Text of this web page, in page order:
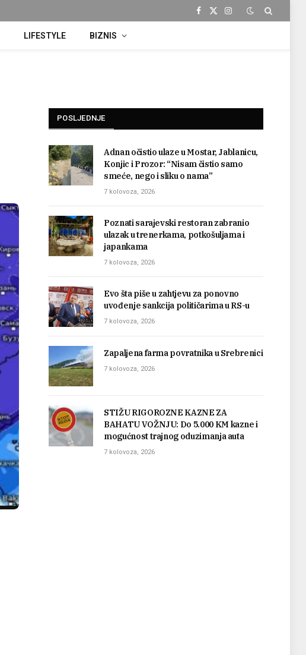
Facebook
X
Instagram
LIFESTYLE BIZNIS
POSLJEDNJE
Adnan očistio ulaze u Mostar, Jablanicu,
Konjic i Prozor: “Nisam čistio samo
smeće, nego i sliku o nama”
7 kolovoza, 2026
Poznati sarajevski restoran zabranio
ulazak u trenerkama, potkošuljama i
japankama
7 kolovoza, 2026
Evo šta piše u zahtjevu za ponovno
uvođenje sankcija političarima u RS-u
7 kolovoza, 2026
Zapaljena farma povratnika u Srebrenici
7 kolovoza, 2026
STIŽU RIGOROZNE KAZNE ZA
BAHATU VOŽNJU: Do 5.000 KM kazne i
mogućnost trajnog oduzimanja auta
7 kolovoza, 2026